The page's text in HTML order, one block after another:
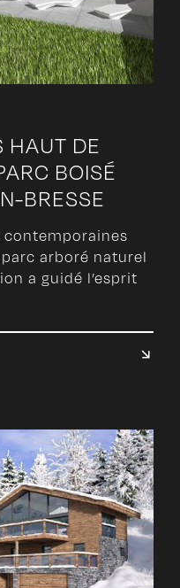
HAUT DE
BOISÉ
BRESSE
contemporaines
arboré naturel
a guidé l’esprit